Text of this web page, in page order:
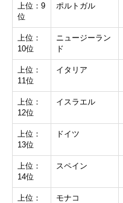
上位：9
位
ポルトガル
上位：
10位
ニュージーラン
ド
上位：
11位
イタリア
上位：
12位
イスラエル
上位：
13位
ドイツ
上位：
14位
スペイン
上位：
モナコ